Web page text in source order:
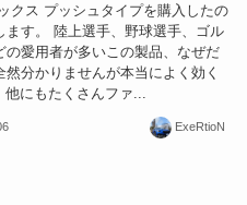
クス プッシュタイプを購入したの
ます。 陸上選手、野球選手、ゴル
の愛用者が多いこの製品、なぜだ
然分かりませんが本当によく効く
にもたくさんファ...
ExeRtioN